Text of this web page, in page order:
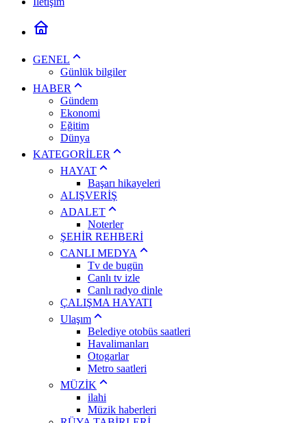
GENEL
Günlük bilgiler
HABER
Gündem
Ekonomi
Eğitim
Dünya
KATEGORİLER
HAYAT
Başarı hikayeleri
ALIŞVERİŞ
ADALET
Noterler
ŞEHİR REHBERİ
CANLI MEDYA
Tv de bugün
Canlı tv izle
Canlı radyo dinle
ÇALIŞMA HAYATI
Ulaşım
Belediye otobüs saatleri
Havalimanları
Otogarlar
Metro saatleri
MÜZİK
ilahi
Müzik haberleri